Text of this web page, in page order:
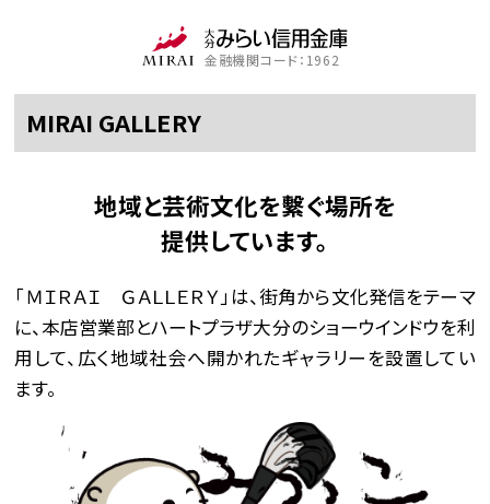
金融機関コード：1962
MIRAI GALLERY
地域と芸術文化を繫ぐ場所を
提供しています。
「ＭＩＲＡＩ ＧＡＬＬＥＲＹ」は、街角から文化発信をテーマ
に、本店営業部とハートプラザ大分のショーウインドウを利
用して、広く地域社会へ開かれたギャラリーを設置してい
ます。